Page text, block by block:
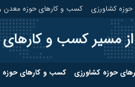
کشاورزی
کسب و کارهای حوزه معدن
از مسیر کسب و
حوزه کشاورزی
کسب و کارهای